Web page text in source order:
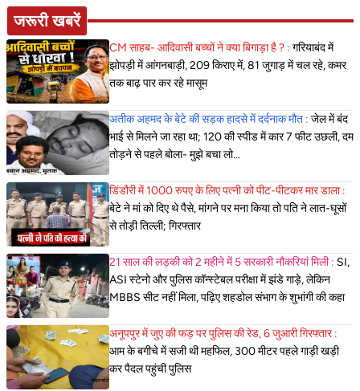
जरूरी खबरें
CM साहब- आदिवासी बच्चों ने क्या बिगाड़ा है ? : गरियाबंद में
झोपड़ी में आंगनबाड़ी, 209 किराए में, 81 जुगाड़ में चल रहे, कमर
तक बाढ़ पार कर रहे मासूम
अतीक अहमद के बेटे की सड़क हादसे में दर्दनाक मौत : जेल में बंद
भाई से मिलने जा रहा था; 120 की स्पीड में कार 7 फीट उछली, दम
तोड़ने से पहले बोला- मुझे बचा लो...
डिंडौरी में 1000 रुपए के लिए पत्नी को पीट-पीटकर मार डाला :
बेटे ने मां को दिए थे पैसे, मांगने पर मना किया तो पति ने लात-घूसों
से तोड़ी तिल्ली; गिरफ्तार
21 साल की लड़की को 2 महीने में 5 सरकारी नौकरियां मिली : SI,
ASI स्टेनो और पुलिस कॉन्स्टेबल परीक्षा में झंडे गाड़े, लेकिन
MBBS सीट नहीं मिला, पढ़िए शहडोल संभाग के शुभांगी की कहा
अनूपपुर में जुए की फड़ पर पुलिस की रेड, 6 जुआरी गिरफ्तार :
आम के बगीचे में सजी थी महफिल, 300 मीटर पहले गाड़ी खड़ी
कर पैदल पहुंची पुलिस